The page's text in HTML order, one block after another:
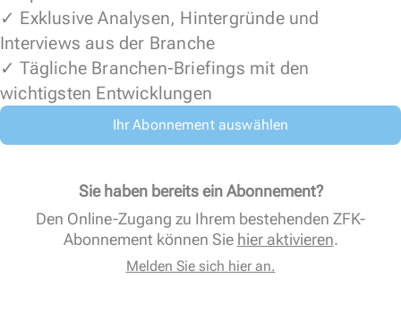
✓ Exklusive Analysen, Hintergründe und
Interviews aus der Branche
✓ Tägliche Branchen-Briefings mit den
wichtigsten Entwicklungen
Ihr Abonnement auswählen
Sie haben bereits ein Abonnement?
Den Online-Zugang zu Ihrem bestehenden ZFK-
Abonnement können Sie hier aktivieren.
Melden Sie sich hier an.